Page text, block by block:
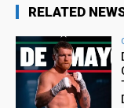
RELATED